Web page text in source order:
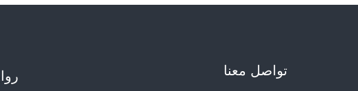
تواصل معنا